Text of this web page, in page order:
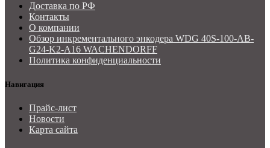
Доставка по РФ
Контакты
О компании
Обзор инкрементального энкодера WDG 40S-100-AB-
G24-K2-A16 WACHENDORFF
Политика конфиденциальности
Навигация
Прайс-лист
Новости
Карта сайта